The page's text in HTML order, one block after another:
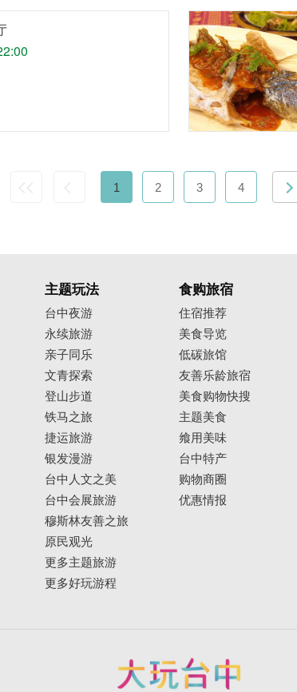
1 2 3 4
主题玩法
台中夜游
永续旅游
亲子同乐
文青探索
登山步道
铁马之旅
捷运旅游
银发漫游
台中人文之美
台中会展旅游
穆斯林友善之旅
原民观光
更多主题旅游
更多好玩游程
食购旅宿
住宿推荐
美食导览
低碳旅馆
友善乐龄旅宿
美食购物快搜
主题美食
飨用美味
台中特产
购物商圈
优惠情报